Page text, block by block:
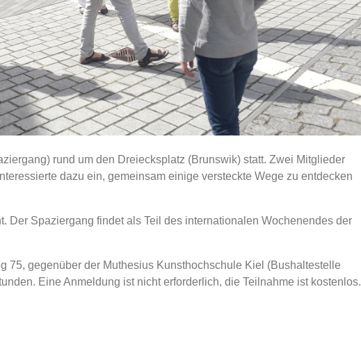
rund um den Dreiecksplatz (Brunswik) statt. Zwei Mitglieder
dazu ein, gemeinsam einige versteckte Wege zu entdecken
Der Spaziergang findet als Teil des internationalen Wochenendes der
75, gegenüber der Muthesius Kunsthochschule Kiel (Bushaltestelle
Eine Anmeldung ist nicht erforderlich, die Teilnahme ist kostenlos.